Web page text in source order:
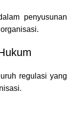
penyusunan
regulasi yang